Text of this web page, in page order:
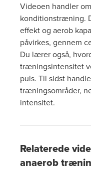
Videoen handler
konditionstræning.
effekt og aerob
påvirkes, gennem
Du lærer også,
træningsintensitet
puls. Til sidst
træningsområder,
intensitet.
Relaterede
anaerob